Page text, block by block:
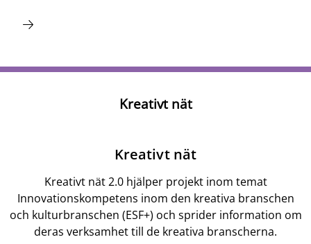
Kreativt nät
Kreativt nät
Kreativt nät 2.0 hjälper projekt inom temat
Innovationskompetens inom den kreativa branschen
och kulturbranschen (ESF+) och sprider information om
deras verksamhet till de kreativa branscherna.